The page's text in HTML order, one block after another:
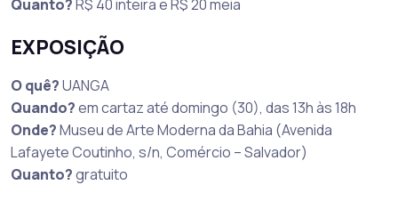
Quanto?R$ 40 inteira e R$ 20 meia
EXPOSIÇÃO
O quê?UANGA
Quando?em cartaz até domingo (30), das 13h às 18h
Onde?Museu de Arte Moderna da Bahia (Avenida
Lafayete Coutinho, s/n, Comércio – Salvador)
Quanto?gratuito